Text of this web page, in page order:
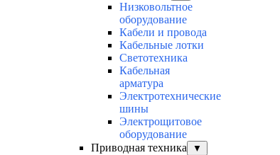
Низковольтное
оборудование
Кабели и провода
Кабельные лотки
Светотехника
Кабельная
арматура
Электротехнические
шины
Электрощитовое
оборудование
Приводная техника
▼